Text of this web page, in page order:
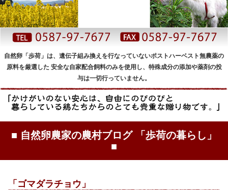
自然卵「歩荷」は、遺伝子組み換えを行なっていないポストハーベスト無農薬の
原料を厳選した 安全な自家配合飼料のみを使用し、特殊成分の添加や薬剤の投
与は一切行っていません。
■ 自然卵農家の農村ブログ 「歩荷の暮らし」
■
「ゴマダラチョウ」